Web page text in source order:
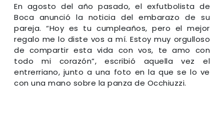
En agosto del año pasado, el exfutbolista de
Boca anunció la noticia del embarazo de su
pareja. “Hoy es tu cumpleaños, pero el mejor
regalo me lo diste vos a mí. Estoy muy orgulloso
de compartir esta vida con vos, te amo con
todo mi corazón”, escribió aquella vez el
entrerriano, junto a una foto en la que se lo ve
con una mano sobre la panza de Occhiuzzi.